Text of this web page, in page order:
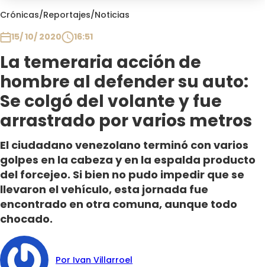
Crónicas/Reportajes/Noticias
15/ 10/ 2020
16:51
La temeraria acción de
hombre al defender su auto:
Se colgó del volante y fue
arrastrado por varios metros
El ciudadano venezolano terminó con varios
golpes en la cabeza y en la espalda producto
del forcejeo. Si bien no pudo impedir que se
llevaron el vehículo, esta jornada fue
encontrado en otra comuna, aunque todo
chocado.
Por Ivan Villarroel
Club De La Comedia
Plan Perfecto
El Tiempo
Sabingo
Todos Los Programas